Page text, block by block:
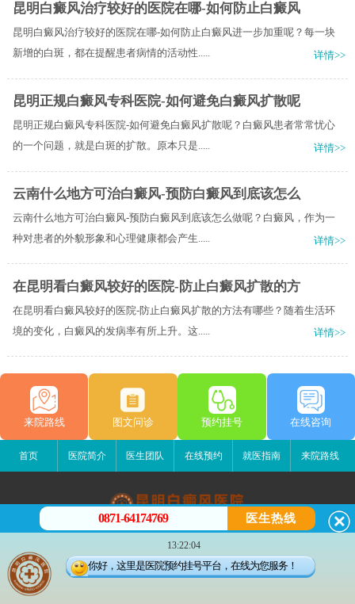
昆明白癜风治疗较好的医院在哪-如何防止白癜风
昆明白癜风治疗较好的医院在哪-如何防止白癜风进一步加重呢？每一块
新增的白斑，都在提醒患者病情的活动性.....
详情>>
昆明正规白癜风专科医院-如何避免白癜风扩散呢
昆明正规白癜风专科医院-如何避免白癜风扩散呢？白癜风患者常常忧心
的一个问题，就是白斑的扩散。原本只是.....
详情>>
云南什么地方可治白癜风-预防白癜风到底该怎么
云南什么地方可治白癜风-预防白癜风到底该怎么做呢？白癜风，作为一
种对患者的外貌形象和心理健康都会产生.....
详情>>
在昆明看白癜风较好的医院-防止白癜风扩散的方
在昆明看白癜风较好的医院-防止白癜风扩散的方法有哪些？随着生活环
境的变化，白癜风的发病率有所上升。这.....
详情>>
来院路线 图文问诊 预约挂号 在线咨询
首页 医院简介 医生团队 在线预约 就医指南 来院路线
昆明白癜风医院
昆明市五华区护国路2号
版权所有：昆明白癜风医院
0871-64174769 医生热线
13:22:04
你好，这里是医院预约挂号平台，在线为您服务！